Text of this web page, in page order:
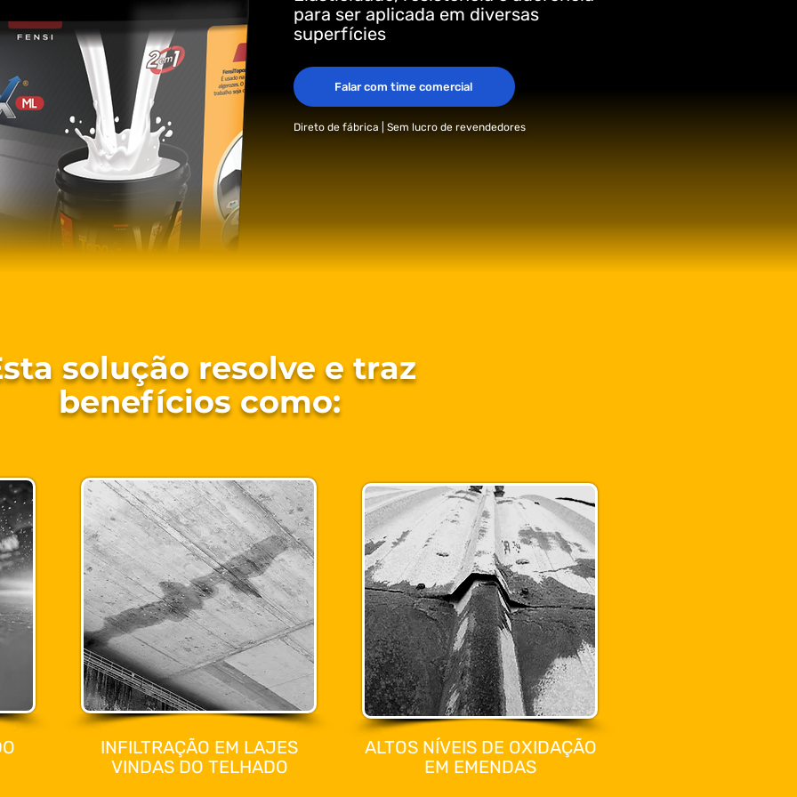
para ser aplicada em diversas
superfícies
Falar com time comercial
Direto de fábrica | Sem lucro de revendedores
solução resolve e traz
benefícios como:
INFILTRAÇÃO EM LAJES
VINDAS DO TELHADO
ALTOS NÍVEIS DE OXIDAÇÃO
EM EMENDAS